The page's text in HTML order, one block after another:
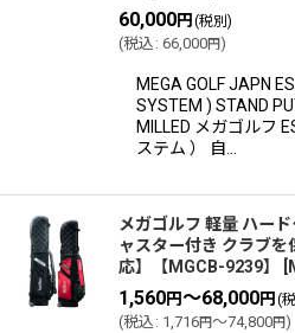
60,000円 (税別)
(税込 : 66,000円)
MEGA GOLF JAPN
SYSTEM ) STAND
MILLED メガゴルフ
ステム ） 自…
メガゴルフ 軽量 ハー
ャスター付き クラブ
応】【MGCB-9239】
1,560円～68,000円 (
(税込 : 1,716円～74,800円)